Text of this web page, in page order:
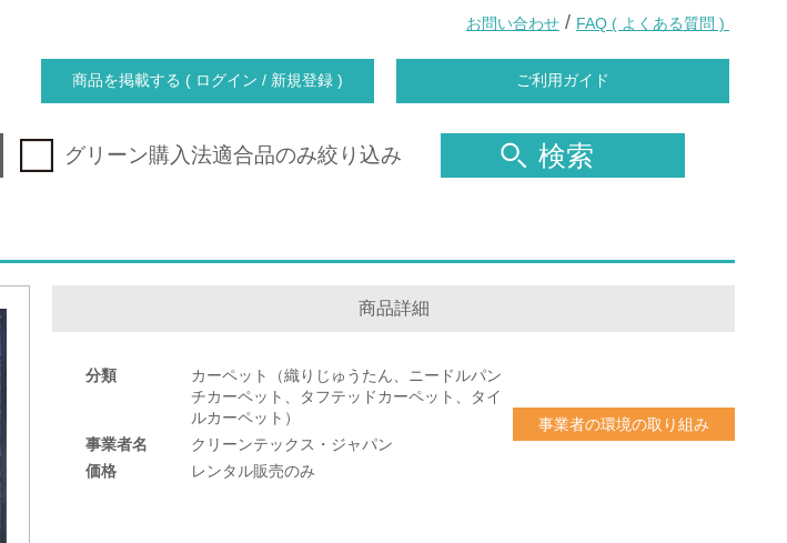
お問い合わせ / FAQ ( よくある質問 )
商品を掲載する ( ログイン / 新規登録 ) ご利用ガイド
グリーン購入法適合品のみ絞り込み 検索
商品詳細
分類
カーペット（織りじゅうたん、ニードルパン
チカーペット、タフテッドカーペット、タイ
ルカーペット）
事業者名
クリーンテックス・ジャパン
価格
レンタル販売のみ
事業者の環境の取り組み